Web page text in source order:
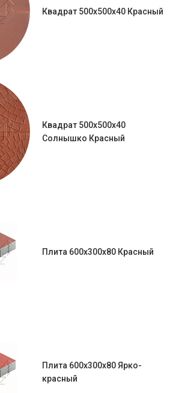
Квадрат 500х500х40 Красный
Квадрат 500х500х40
Солнышко Красный
Плита 600х300х80 Красный
Плита 600х300х80 Ярко-
красный